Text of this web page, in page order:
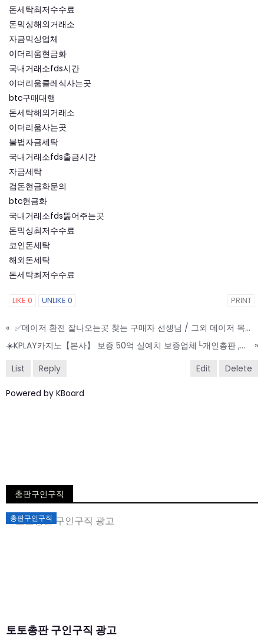
돈세탁최저수수료
돈믹싱해외거래소
자금믹싱업체
이더리움현금화
국내거래소fds시간
이더리움클레식사는곳
btc구매대행
돈세탁해외거래소
이더리움사는곳
불법자금세탁
국내거래소fds출금시간
자금세탁
검돈현금화문의
btc현금화
국내거래소fds뚫어주는곳
돈믹싱최저수수료
코인돈세탁
해외돈세탁
돈세탁최저수수료
LIKE 0 UNLIKE 0 PRINT
«
✅메이저 환전 잘나오는곳 찾는 구매자 선생님 / 그외 메이저 목록 실코 판매하는 선생님✅
☀️KPLAY카지노【본사】 보증 50억 실예치 보증업체└개인총판 ,팀단위총판 파트너┘ 사장님들 최고우대 모집합니다 ☀️
»
List
Reply Edit Delete
Powered by KBoard
총판구인구직
총판구인구직
토토총판 구인구직 광고
Posted
on